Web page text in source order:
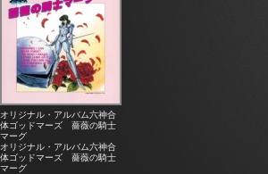
オリジナル・アルバム六神合
体ゴッドマーズ 薔薇の騎士
マーグ
オリジナル・アルバム六神合
体ゴッドマーズ 薔薇の騎士
マーグ